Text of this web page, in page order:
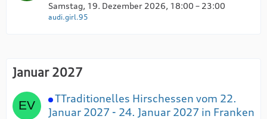
Samstag, 19. Dezember 2026, 18:00 – 23:00
audi.girl.95
Januar 2027
TTraditionelles Hirschessen vom 22.
Januar 2027 - 24. Januar 2027 in Franken